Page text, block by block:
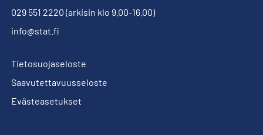
029 551 2220 (arkisin klo 9.00-16.00)
info@stat.fi
Tietosuojaseloste
Saavutettavuusseloste
Evästeasetukset